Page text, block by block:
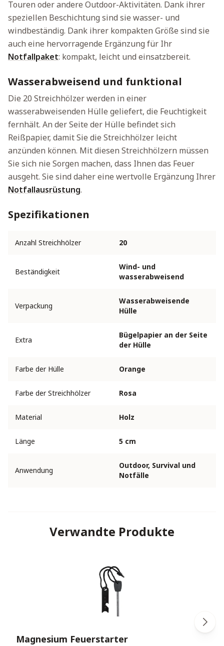
Touren oder andere Outdoor-Aktivitäten. Dank ihrer
speziellen Beschichtung sind sie wasser- und
windbeständig. Dank ihrer kompakten Größe sind sie
auch eine hervorragende Ergänzung für Ihr
Notfallpaket: kompakt, leicht und einsatzbereit.
Wasserabweisend und funktional
Die 20 Streichhölzer werden in einer
wasserabweisenden Hülle geliefert, die Feuchtigkeit
fernhält. An der Seite der Hülle befindet sich
Reißpapier, damit Sie die Streichhölzer leicht
anzünden können. Mit diesen Streichhölzern müssen
Sie sich nie Sorgen machen, dass Ihnen das Feuer
ausgeht. Sie sind daher eine wertvolle Ergänzung Ihrer
Notfallausrüstung.
Spezifikationen
Anzahl Streichhölzer 20
Beständigkeit
Wind- und
wasserabweisend
Verpackung
Wasserabweisende
Hülle
Extra
Bügelpapier an der Seite
der Hülle
Farbe der Hülle Orange
Farbe der Streichhölzer Rosa
Material Holz
Länge 5 cm
Anwendung
Outdoor, Survival und
Notfälle
Verwandte Produkte
Magnesium Feuerstarter